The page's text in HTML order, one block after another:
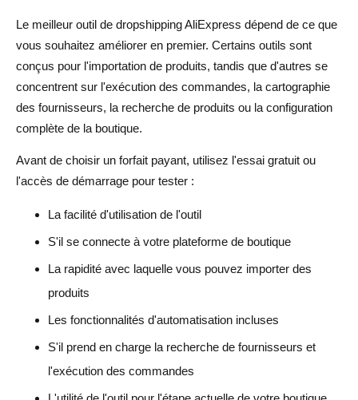
Le meilleur outil de dropshipping AliExpress dépend de ce que
vous souhaitez améliorer en premier. Certains outils sont
conçus pour l'importation de produits, tandis que d'autres se
concentrent sur l'exécution des commandes, la cartographie
des fournisseurs, la recherche de produits ou la configuration
complète de la boutique.
Avant de choisir un forfait payant, utilisez l'essai gratuit ou
l'accès de démarrage pour tester :
La facilité d'utilisation de l'outil
S'il se connecte à votre plateforme de boutique
La rapidité avec laquelle vous pouvez importer des
produits
Les fonctionnalités d'automatisation incluses
S'il prend en charge la recherche de fournisseurs et
l'exécution des commandes